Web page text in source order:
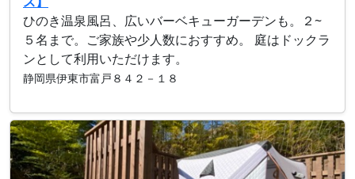
ひのき温泉風呂、広いバーベキューガーデンも。２~
５名まで。ご家族や少人数におすすめ。 庭はドックラ
ンとして利用いただけます。
静岡県伊東市富戸８４２－１８